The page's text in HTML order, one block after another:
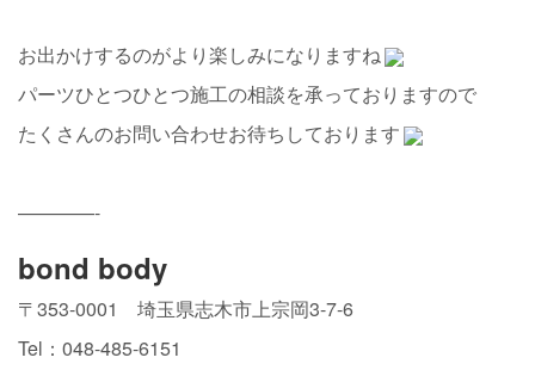
お出かけするのがより楽しみになりますね
パーツひとつひとつ施工の相談を承っておりますので
たくさんのお問い合わせお待ちしております
————-
bond body
〒353-0001 埼玉県志木市上宗岡3-7-6
Tel：048-485-6151